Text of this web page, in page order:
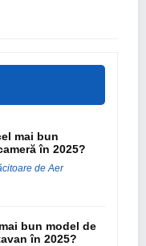
mai bun
în 2025?
de Aer
bun model de
în 2025?